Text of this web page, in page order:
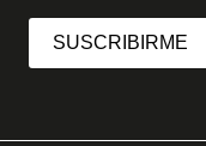
SUSCRIBIRME